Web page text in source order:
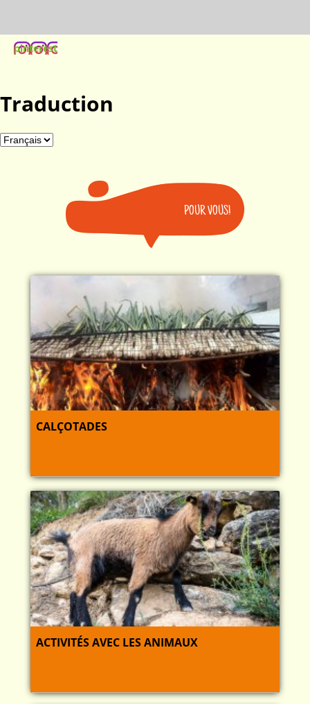
pinterest
Traduction
POUR VOUS!
CALÇOTADES
ACTIVITÉS AVEC LES ANIMAUX